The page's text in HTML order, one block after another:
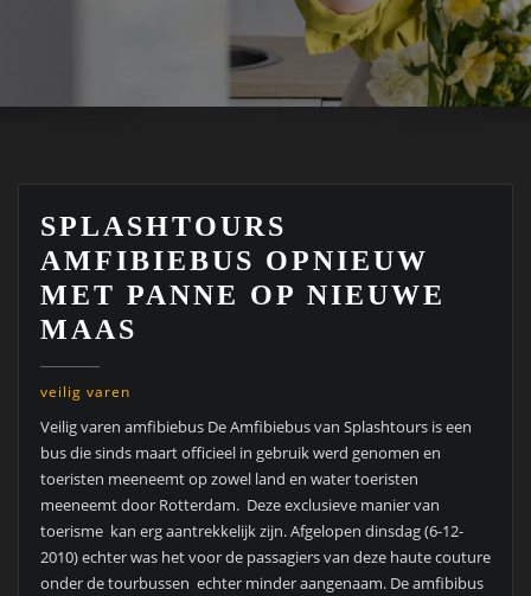
SPLASHTOURS
AMFIBIEBUS OPNIEUW
MET PANNE OP NIEUWE
MAAS
veilig varen
Veilig varen amfibiebus De Amfibiebus van Splashtours is een
bus die sinds maart officieel in gebruik werd genomen en
toeristen meeneemt op zowel land en water toeristen
meeneemt door Rotterdam. Deze exclusieve manier van
toerisme kan erg aantrekkelijk zijn. Afgelopen dinsdag (6-12-
2010) echter was het voor de passagiers van deze haute couture
onder de tourbussen echter minder aangenaam. De amfibibus